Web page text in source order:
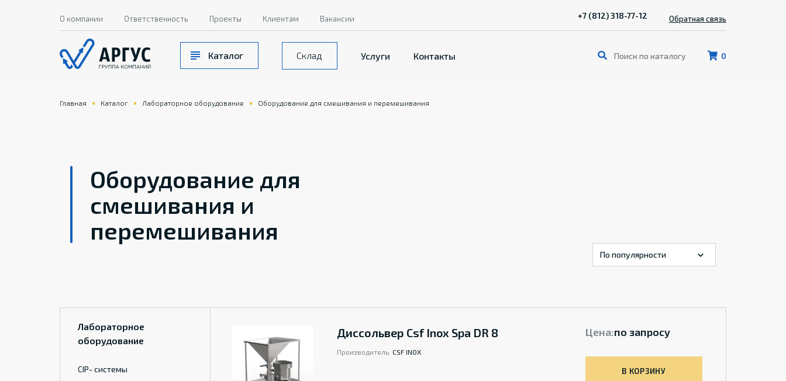
0
Каталог Склад Услуги Контакты
О компании Ответственность Проекты Клиентам Вакансии +7 (812) 318-77-12 Обратная связь
Главная Каталог Лабораторное оборудование Оборудование для смешивания и перемешивания
Оборудование для
смешивания и
перемешивания
Лабораторное
оборудование
CIP- системы
Диссольвер Csf Inox Spa DR 8
Производитель: CSF INOX
Цена:по запросу
В КОРЗИНУ